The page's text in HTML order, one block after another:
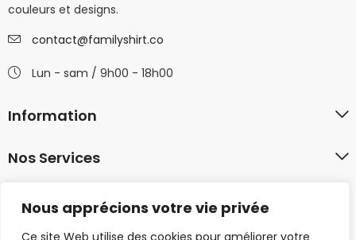
Nous apprécions votre vie privée
Ce site Web utilise des cookies pour améliorer votre
couleurs et designs.
contact@familyshirt.co
Lun - sam / 9h00 - 18h00
Information
Nos Services
Mon Compte